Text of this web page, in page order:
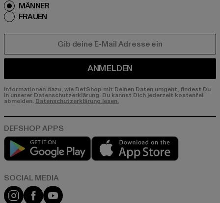
MÄNNER
FRAUEN
ANMELDEN
Informationen dazu, wie DefShop mit Deinen Daten umgeht, findest Du
in unserer Datenschutzerklärung. Du kannst Dich jederzeit kostenfei
abmelden. Datenschutzerklärung lesen.
Play market
Instagram
FacebookYouTube